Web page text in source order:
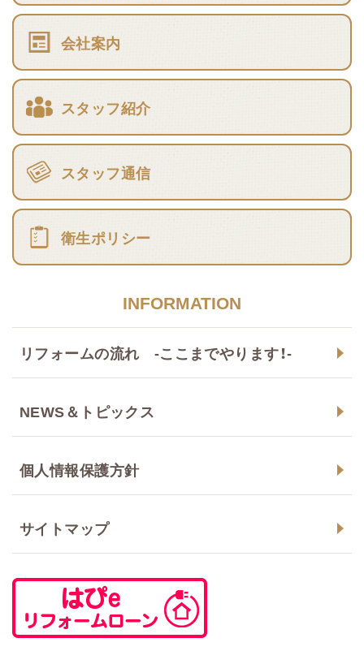
会社案内
スタッフ紹介
スタッフ通信
衛生ポリシー
INFORMATION
リフォームの流れ -ここまでやります！-
NEWS＆トピックス
個人情報保護方針
サイトマップ